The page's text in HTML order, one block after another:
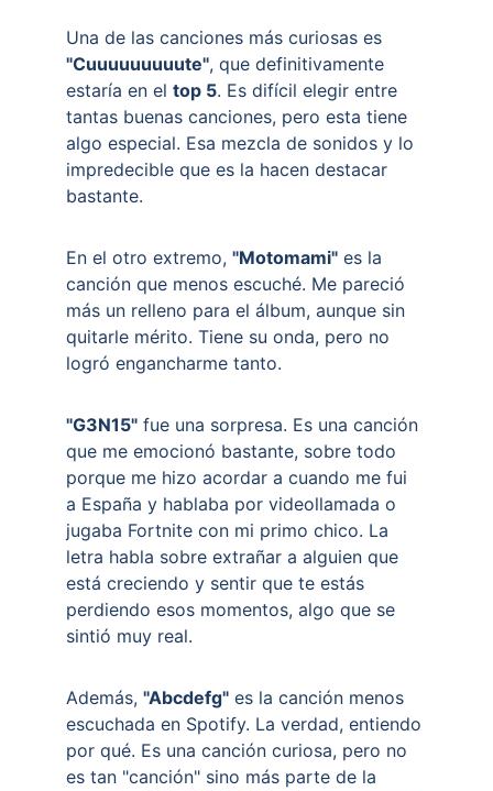
Una de las canciones más curiosas es
"Cuuuuuuuuute", que definitivamente
estaría en el top 5. Es difícil elegir entre
tantas buenas canciones, pero esta tiene
algo especial. Esa mezcla de sonidos y lo
impredecible que es la hacen destacar
bastante.
En el otro extremo, "Motomami" es la
canción que menos escuché. Me pareció
más un relleno para el álbum, aunque sin
quitarle mérito. Tiene su onda, pero no
logró engancharme tanto.
"G3N15" fue una sorpresa. Es una canción
que me emocionó bastante, sobre todo
porque me hizo acordar a cuando me fui
a España y hablaba por videollamada o
jugaba Fortnite con mi primo chico. La
letra habla sobre extrañar a alguien que
está creciendo y sentir que te estás
perdiendo esos momentos, algo que se
sintió muy real.
Además, "Abcdefg" es la canción menos
escuchada en Spotify. La verdad, entiendo
por qué. Es una canción curiosa, pero no
es tan "canción" sino más parte de la